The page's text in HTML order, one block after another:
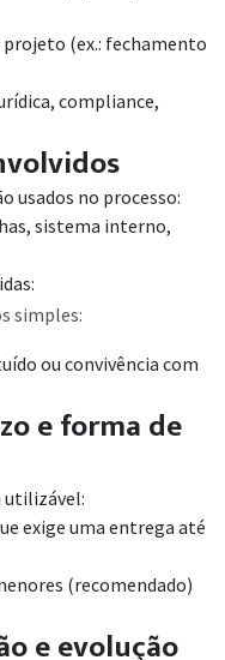
(ex.: fechamento
compliance,
usados no processo:
sistema interno,
simples:
ou convivência com
e forma de
utilizável:
exige uma entrega até
(recomendado)
e evolução